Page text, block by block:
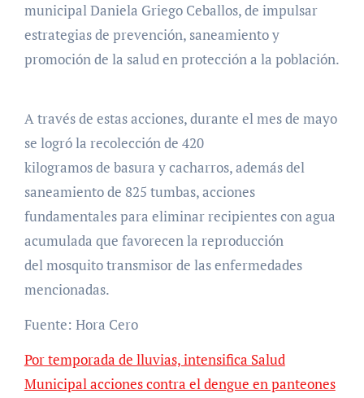
municipal Daniela Griego Ceballos, de impulsar
estrategias de prevención, saneamiento y
promoción de la salud en protección a la población.
A través de estas acciones, durante el mes de mayo
se logró la recolección de 420
kilogramos de basura y cacharros, además del
saneamiento de 825 tumbas, acciones
fundamentales para eliminar recipientes con agua
acumulada que favorecen la reproducción
del mosquito transmisor de las enfermedades
mencionadas.
Fuente: Hora Cero
Por temporada de lluvias, intensifica Salud
Municipal acciones contra el dengue en panteones